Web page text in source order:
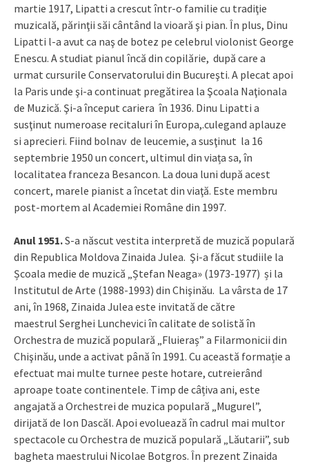
martie 1917, Lipatti a crescut într-o familie cu tradiţie
muzicală, părinţii săi cântând la vioară şi pian. În plus, Dinu
Lipatti l-a avut ca naş de botez pe celebrul violonist George
Enescu. A studiat pianul încă din copilărie, după care a
urmat cursurile Conservatorului din Bucureşti. A plecat apoi
la Paris unde şi-a continuat pregătirea la Şcoala Naţionala
de Muzică. Şi-a început cariera în 1936. Dinu Lipatti a
susţinut numeroase recitaluri în Europa,.culegand aplauze
si aprecieri. Fiind bolnav de leucemie, a susţinut la 16
septembrie 1950 un concert, ultimul din viața sa, în
localitatea franceza Besancon. La doua luni după acest
concert, marele pianist a încetat din viaţă. Este membru
post-mortem al Academiei Române din 1997.
Anul 1951.S-a născut vestita interpretă de muzică populară
din Republica Moldova Zinaida Julea. Şi-a făcut studiile la
Școala medie de muzică „Ștefan Neaga» (1973-1977) și la
Institutul de Arte (1988-1993) din Chişinău. La vârsta de 17
ani, în 1968, Zinaida Julea este invitată de către
maestrul Serghei Lunchevici în calitate de solistă în
Orchestra de muzică populară „Fluieraș” a Filarmonicii din
Chişinău, unde a activat până în 1991. Cu această formație a
efectuat mai multe turnee peste hotare, cutreierând
aproape toate continentele. Timp de câțiva ani, este
angajată a Orchestrei de muzica populară „Mugurel”,
dirijată de Ion Dascăl. Apoi evoluează în cadrul mai multor
spectacole cu Orchestra de muzică populară „Lăutarii”, sub
bagheta maestrului Nicolae Botgros. În prezent Zinaida